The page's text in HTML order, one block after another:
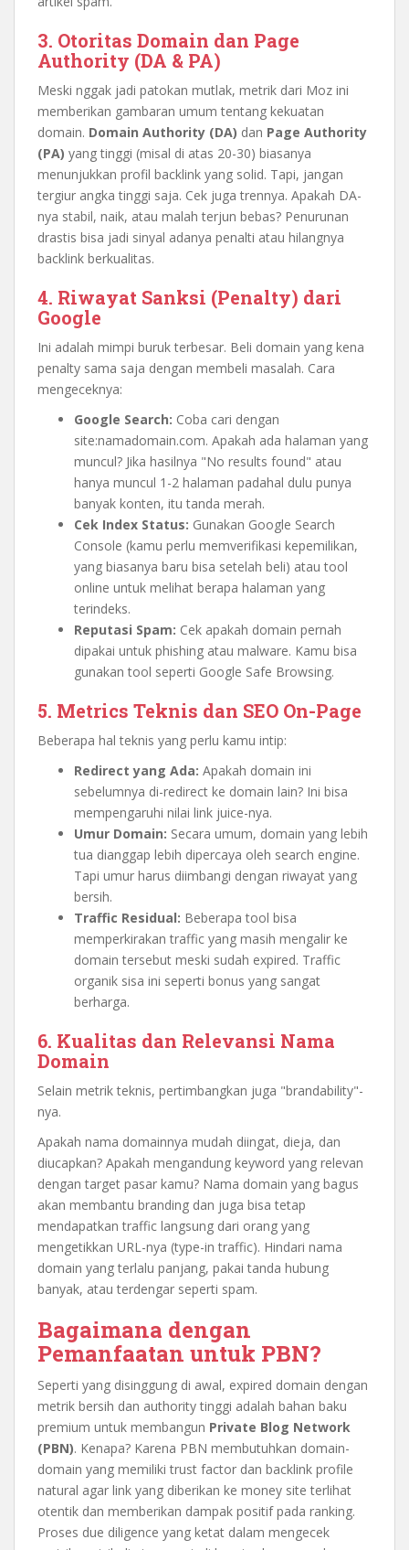
3. Otoritas Domain dan Page
Authority (DA & PA)
Meski nggak jadi patokan mutlak, metrik dari Moz ini
memberikan gambaran umum tentang kekuatan
domain. Domain Authority (DA) dan Page Authority
(PA) yang tinggi (misal di atas 20-30) biasanya
menunjukkan profil backlink yang solid. Tapi, jangan
tergiur angka tinggi saja. Cek juga trennya. Apakah DA-
nya stabil, naik, atau malah terjun bebas? Penurunan
drastis bisa jadi sinyal adanya penalti atau hilangnya
backlink berkualitas.
4. Riwayat Sanksi (Penalty) dari
Google
Ini adalah mimpi buruk terbesar. Beli domain yang kena
penalty sama saja dengan membeli masalah. Cara
mengeceknya:
Google Search: Coba cari dengan
site:namadomain.com. Apakah ada halaman yang
muncul? Jika hasilnya "No results found" atau
hanya muncul 1-2 halaman padahal dulu punya
banyak konten, itu tanda merah.
Cek Index Status: Gunakan Google Search
Console (kamu perlu memverifikasi kepemilikan,
yang biasanya baru bisa setelah beli) atau tool
online untuk melihat berapa halaman yang
terindeks.
Reputasi Spam: Cek apakah domain pernah
dipakai untuk phishing atau malware. Kamu bisa
gunakan tool seperti Google Safe Browsing.
5. Metrics Teknis dan SEO On-Page
Beberapa hal teknis yang perlu kamu intip:
Redirect yang Ada: Apakah domain ini
sebelumnya di-redirect ke domain lain? Ini bisa
mempengaruhi nilai link juice-nya.
Umur Domain: Secara umum, domain yang lebih
tua dianggap lebih dipercaya oleh search engine.
Tapi umur harus diimbangi dengan riwayat yang
bersih.
Traffic Residual: Beberapa tool bisa
memperkirakan traffic yang masih mengalir ke
domain tersebut meski sudah expired. Traffic
organik sisa ini seperti bonus yang sangat
berharga.
6. Kualitas dan Relevansi Nama
Domain
Selain metrik teknis, pertimbangkan juga "brandability"-
nya.
Apakah nama domainnya mudah diingat, dieja, dan
diucapkan? Apakah mengandung keyword yang relevan
dengan target pasar kamu? Nama domain yang bagus
akan membantu branding dan juga bisa tetap
mendapatkan traffic langsung dari orang yang
mengetikkan URL-nya (type-in traffic). Hindari nama
domain yang terlalu panjang, pakai tanda hubung
banyak, atau terdengar seperti spam.
Bagaimana dengan
Pemanfaatan untuk PBN?
Seperti yang disinggung di awal, expired domain dengan
metrik bersih dan authority tinggi adalah bahan baku
premium untuk membangun Private Blog Network
(PBN). Kenapa? Karena PBN membutuhkan domain-
domain yang memiliki trust factor dan backlink profile
natural agar link yang diberikan ke money site terlihat
otentik dan memberikan dampak positif pada ranking.
Proses due diligence yang ketat dalam mengecek